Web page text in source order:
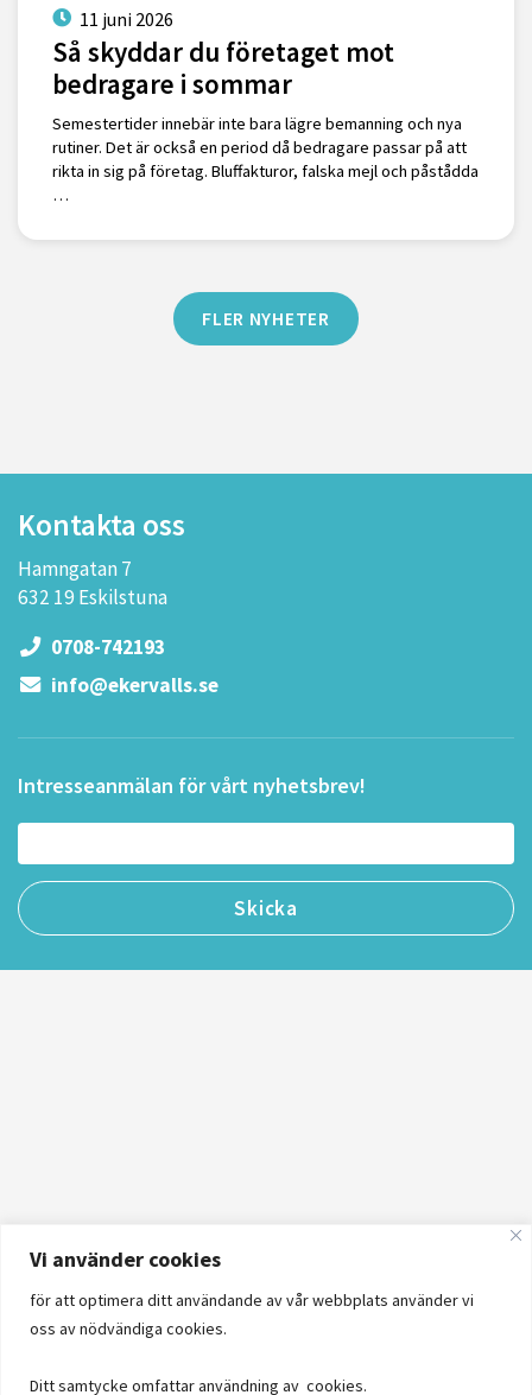
Vi använder cookies
för att optimera ditt användande av vår webbplats använder vi
oss av nödvändiga cookies.
Ditt samtycke omfattar användning av cookies.
11 juni 2026
Så skyddar du företaget mot
bedragare i sommar
Semestertider innebär inte bara lägre bemanning och nya
rutiner. Det är också en period då bedragare passar på att
rikta in sig på företag. Bluffakturor, falska mejl och påstådda
…
FLER NYHETER
Kontakta oss
Hamngatan 7
632 19 Eskilstuna
0708-742193
info@ekervalls.se
Intresseanmälan för vårt nyhetsbrev!